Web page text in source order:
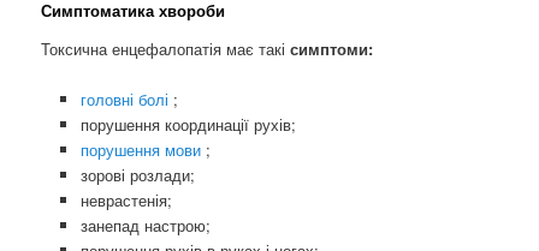
Симптоматика хвороби
Токсична енцефалопатія має такісимптоми:
головні болі ;
порушення координації рухів;
порушення мови ;
зорові розлади;
неврастенія;
занепад настрою;